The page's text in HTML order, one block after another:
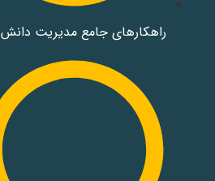
راهکارهای جامع مدیریت دانش